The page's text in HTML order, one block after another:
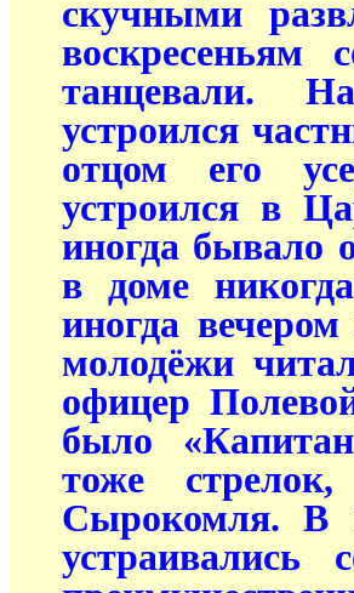
скучными
воскресеньям
танцевали.
устроился
отцом его
устроился в
иногда бывало
в доме
иногда
молодёжи
офицер
было
тоже
Сырокомля. В
устраивались